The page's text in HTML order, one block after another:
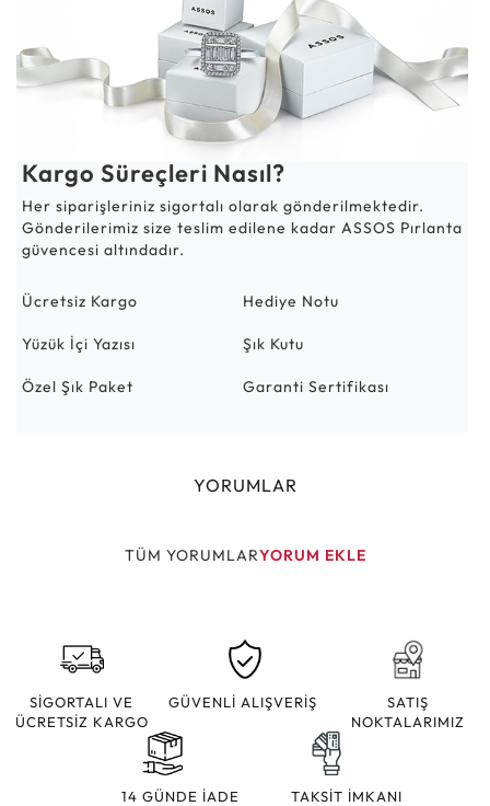
Kargo Süreçleri Nasıl?
Her siparişleriniz sigortalı olarak gönderilmektedir.
Gönderilerimiz size teslim edilene kadar ASSOS Pırlanta
güvencesi altındadır.
Ücretsiz Kargo Hediye Notu
Yüzük İçi Yazısı Şık Kutu
Özel Şık Paket Garanti Sertifikası
YORUMLAR
TÜM YORUMLARYORUM EKLE
SİGORTALI VE
ÜCRETSİZ KARGO
GÜVENLİ ALIŞVERİŞ
SATIŞ
NOKTALARIMIZ
14 GÜNDE İADE TAKSİT İMKANI